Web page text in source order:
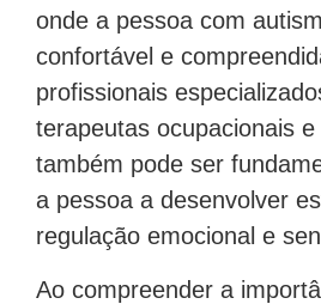
onde a pessoa com
confortável e
profissionais
terapeutas ocupacionais e
também pode ser
a pessoa a desenvolver
regulação emocional e
Ao compreender a